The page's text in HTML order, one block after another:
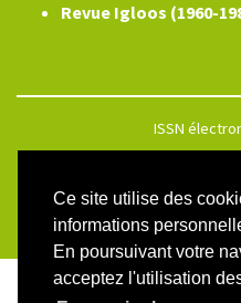
Ce site utilise des
informations
En poursuivant votre
acceptez l'utilisation
Revue Igloos (1960-
ISSN
Créé et hébergé par